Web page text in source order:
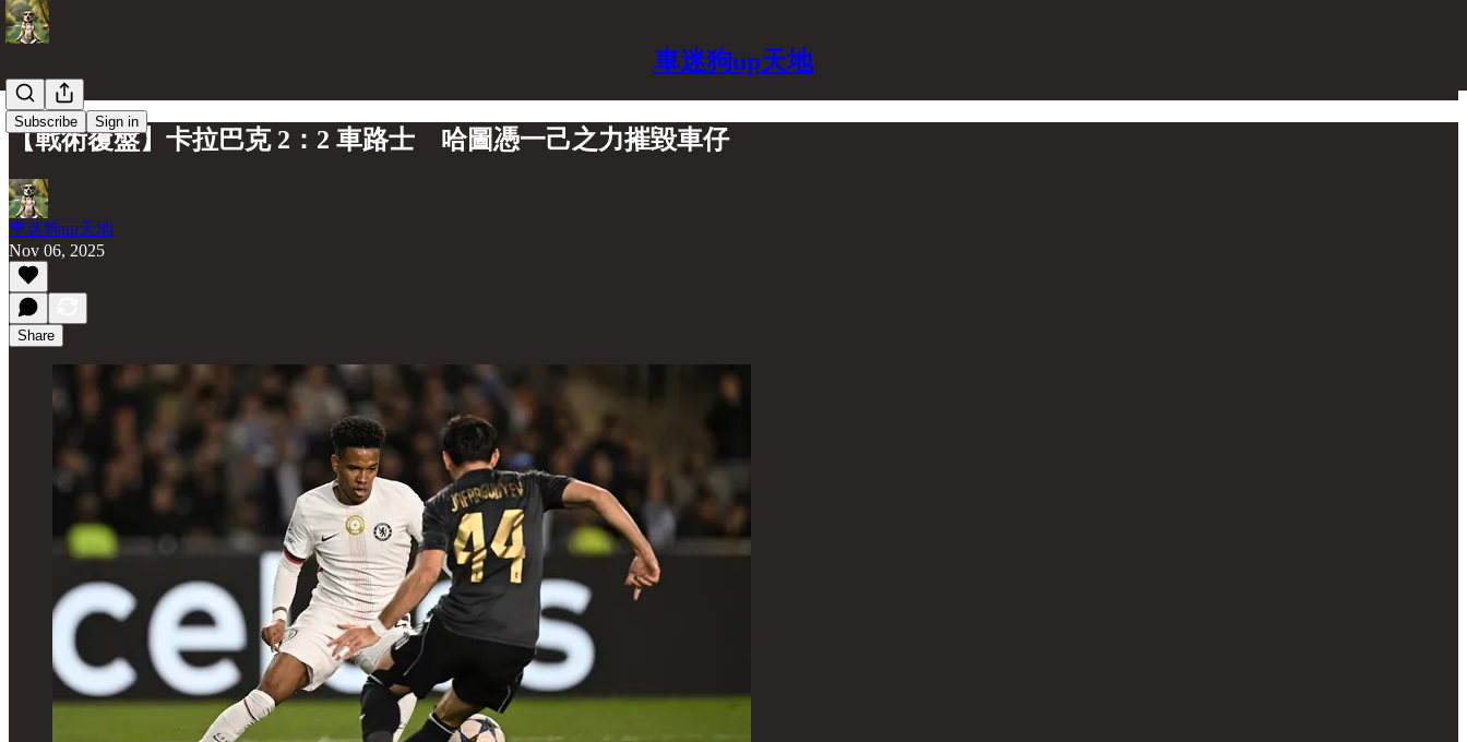
車迷狗up天地
Subscribe Sign in
【戰術覆盤】卡拉巴克 2：2 車路士 哈圖憑一己之力摧毀車仔
車迷狗up天地
Nov 06, 2025
Share